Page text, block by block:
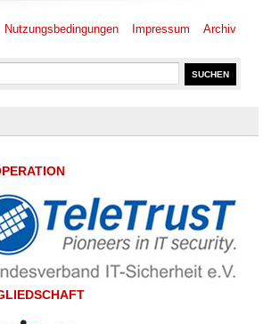
Nutzungsbedingungen Impressum Archiv